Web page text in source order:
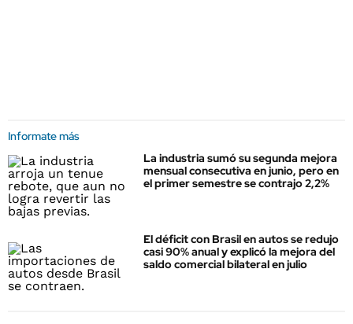
Informate más
La industria sumó su segunda mejora
mensual consecutiva en junio, pero en
el primer semestre se contrajo 2,2%
El déficit con Brasil en autos se redujo
casi 90% anual y explicó la mejora del
saldo comercial bilateral en julio